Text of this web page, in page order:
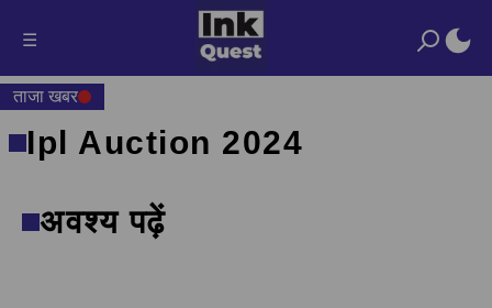
☰
ताजा खबर
Ipl Auction 2024
अवश्य पढ़ें